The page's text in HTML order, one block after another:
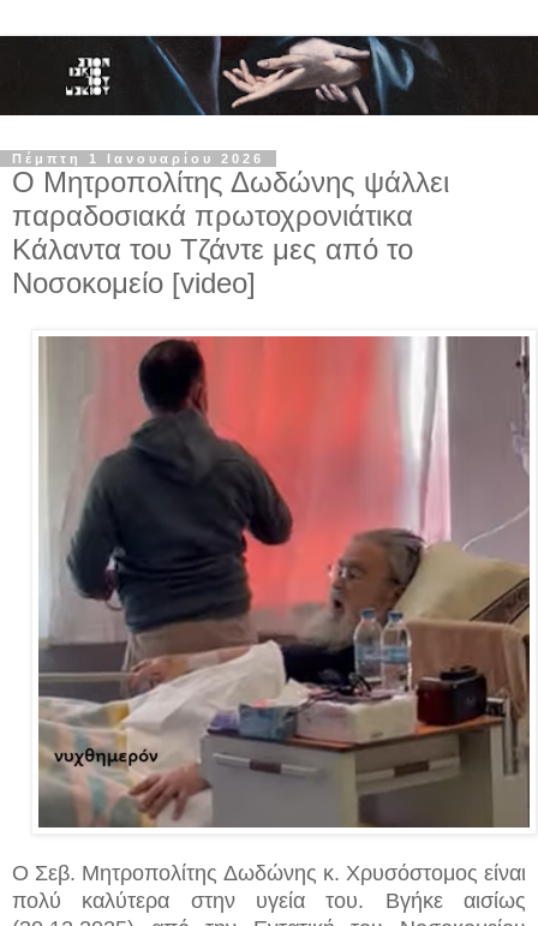
Πέμπτη 1 Ιανουαρίου 2026
Ο Μητροπολίτης Δωδώνης ψάλλει
παραδοσιακά πρωτοχρονιάτικα
Κάλαντα του Τζάντε μες από το
Νοσοκομείο [video]
Ο Σεβ. Μητροπολίτης Δωδώνης κ. Χρυσόστομος είναι
πολύ καλύτερα στην υγεία του. Βγήκε αισίως